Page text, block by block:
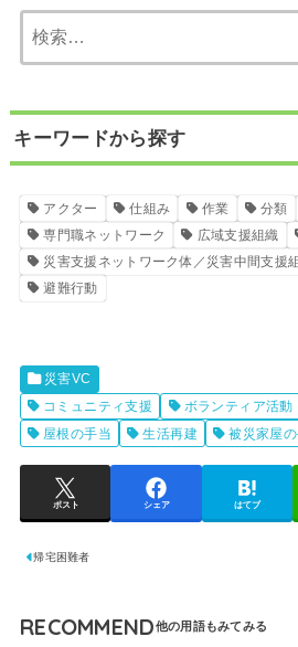
索:
キーワードから探す
アクター 仕組み 作業 分類
専門職ネットワーク
広域支援組織
災害支援ネットワーク体／災害中間支援
避難行動
災害VC
コミュニティ支援
ボランティア活動
屋根の手当
生活再建 被災家屋
ポスト シェア はてブ
帰宅困難者
RECOMMEND